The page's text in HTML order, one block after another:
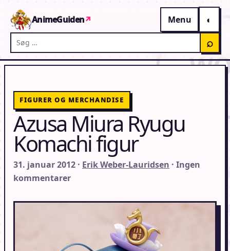
AnimeGuiden↗
Menu
Søg på AnimeGuiden
⌕
FIGURER OG MERCHANDISE
Azusa Miura Ryugu
Komachi figur
31. januar 2012 · Erik Weber-Lauridsen · Ingen
kommentarer